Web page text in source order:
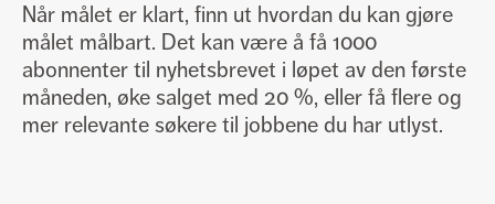
Når målet er klart, finn ut hvordan du kan gjøre
målet målbart. Det kan være å få 1000
abonnenter til nyhetsbrevet i løpet av den første
måneden, øke salget med 20 %, eller få flere og
mer relevante søkere til jobbene du har utlyst.